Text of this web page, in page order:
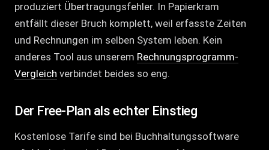
produziert Übertragungsfehler. In Papierkram
entfällt dieser Bruch komplett, weil erfasste Zeiten
und Rechnungen im selben System leben. Kein
anderes Tool aus unserem Rechnungsprogramm-
Vergleich verbindet beides so eng.
Der Free-Plan als echter Einstieg
Kostenlose Tarife sind bei Buchhaltungssoftware